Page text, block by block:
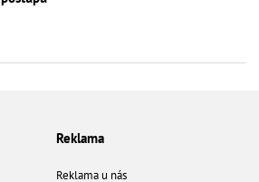
Reklama
Reklama u nás